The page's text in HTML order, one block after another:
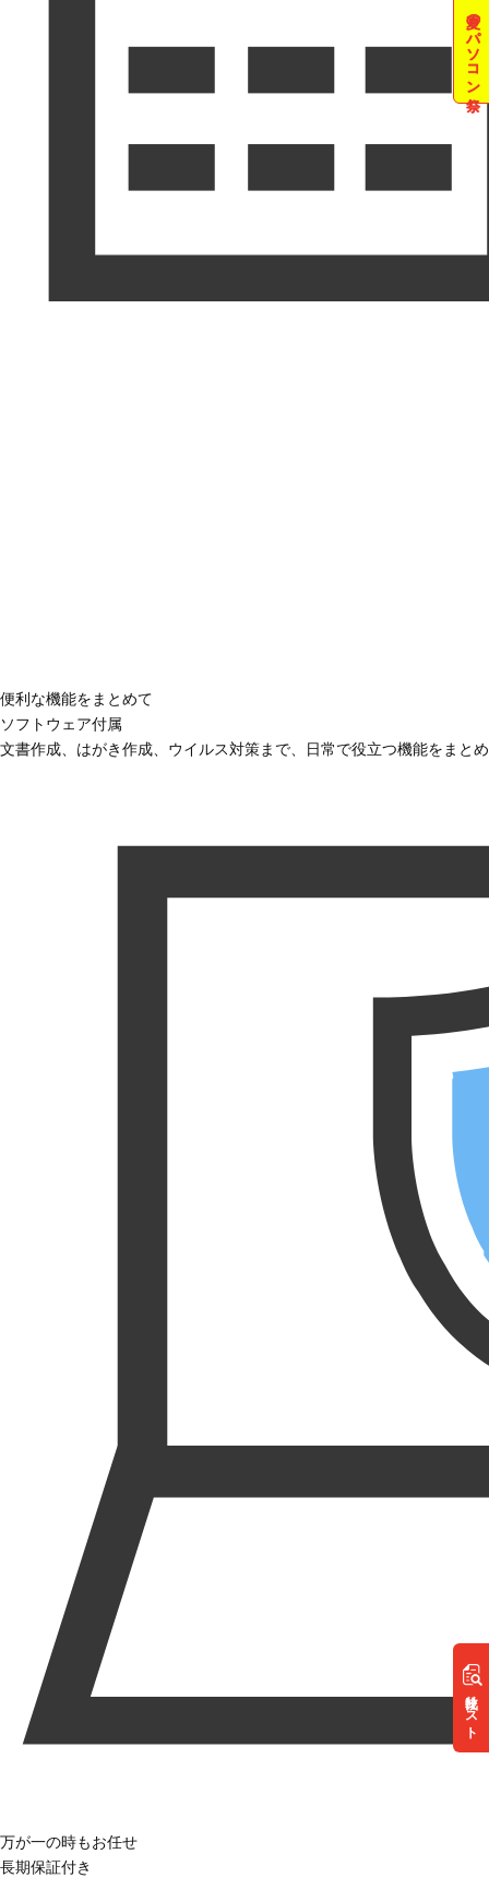
リスト
夏のパソコン祭
便利な機能をまとめて
ソフトウェア付属
文書作成、はがき作成、ウイルス対策まで、日常で役立つ機能をまと
万が一の時もお任せ
長期保証付き